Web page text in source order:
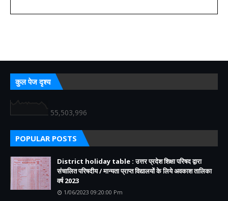
कुल पेज दृश्य
55,503,996
POPULAR POSTS
District holiday table : उत्तर प्रदेश शिक्षा परिषद द्वारा
संचालित परिषदीय / मान्यता प्राप्त विद्यालयों के लिये अवकाश तालिका
वर्ष 2023
1/06/2023 09:20:00 Pm